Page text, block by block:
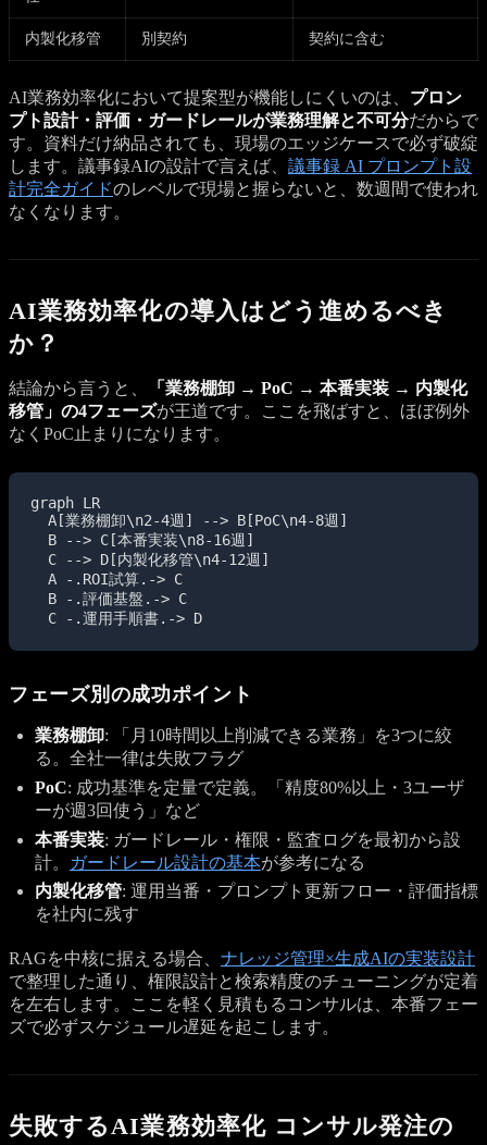
内製化移管 別契約 契約に含む
AI業務効率化において提案型が機能しにくいのは、 プロン
プト設計・評価・ガードレールが業務理解と不可分だからで
す。資料だけ納品されても、現場のエッジケースで必ず破綻
します。議事録AIの設計で言えば、 議事録 AI プロンプト設
計完全ガイドのレベルで現場と握らないと、数週間で使われ
なくなります。
AI業務効率化の導入はどう進めるべき
か？
結論から言うと、
「業務棚卸 → PoC → 本番実装 → 内製化
移管」の4フェーズが王道です。ここを飛ばすと、ほぼ例外
なくPoC止まりになります。
graph LR
  A[業務棚卸\n2-4週] --> B[PoC\n4-8週]
  B --> C[本番実装\n8-16週]
  C --> D[内製化移管\n4-12週]
  A -.ROI試算.-> C
  B -.評価基盤.-> C
  C -.運用手順書.-> D
フェーズ別の成功ポイント
業務棚卸: 「月10時間以上削減できる業務」を3つに絞
る。全社一律は失敗フラグ
PoC: 成功基準を定量で定義。「精度80%以上・3ユーザ
ーが週3回使う」など
本番実装: ガードレール・権限・監査ログを最初から設
計。
ガードレール設計の基本が参考になる
内製化移管: 運用当番・プロンプト更新フロー・評価指標
を社内に残す
RAGを中核に据える場合、 ナレッジ管理×生成AIの実装設計
で整理した通り、権限設計と検索精度のチューニングが定着
を左右します。ここを軽く見積もるコンサルは、本番フェー
ズで必ずスケジュール遅延を起こします。
失敗するAI業務効率化 コンサル発注の